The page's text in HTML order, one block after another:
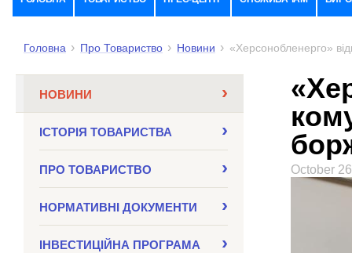
Головна Про Товариство Новини «Херсонобленерго»
НОВИНИ
ІСТОРІЯ ТОВАРИСТВА
ПРО ТОВАРИСТВО
НОРМАТИВНI ДОКУМЕНТИ
ІНВЕСТИЦІЙНА ПРОГРАМА
October